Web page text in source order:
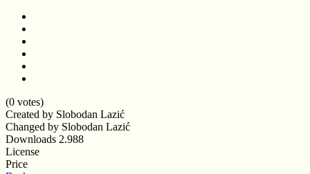
(0 votes)
Created by Slobodan Lazić
Changed by Slobodan Lazić
Downloads 2.988
License
Price